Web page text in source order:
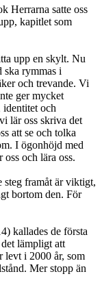
Herrarna satte oss
kapitlet som
upp en skylt. Nu
ska rymmas i
och trevande. Vi
ger mycket
och
lär oss skriva det
att se och tolka
I ögonhöjd med
och lära oss.
steg framåt är viktigt,
bortom den. För
kallades de första
lämpligt att
levt i 2000 år, som
Mer stopp än